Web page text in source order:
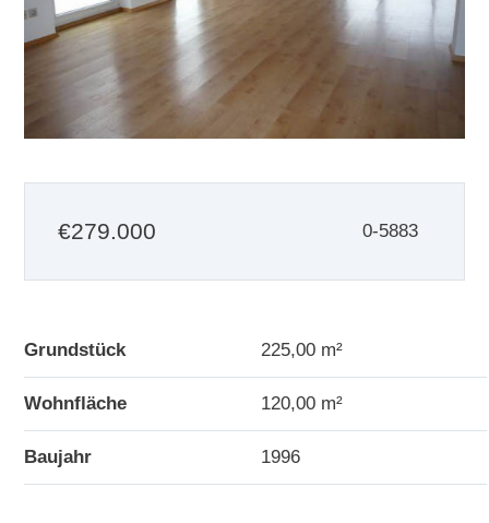
€279.000 0-5883
Grundstück 225,00 m²
Wohnfläche 120,00 m²
Baujahr 1996